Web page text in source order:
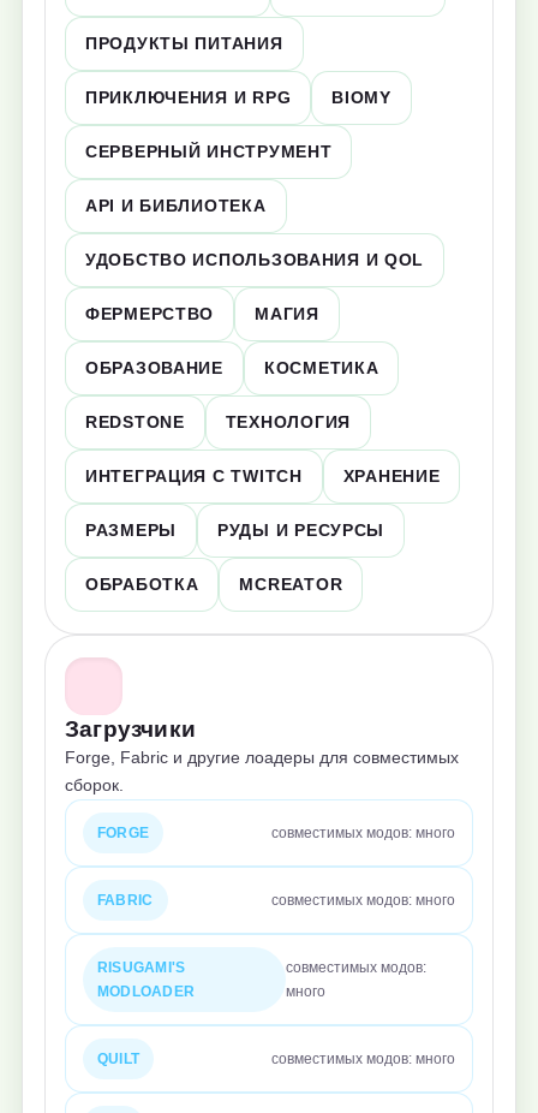
ПРОДУКТЫ ПИТАНИЯ
ПРИКЛЮЧЕНИЯ И RPG BIOMY
СЕРВЕРНЫЙ ИНСТРУМЕНТ
API И БИБЛИОТЕКА
УДОБСТВО ИСПОЛЬЗОВАНИЯ И QOL
ФЕРМЕРСТВО МАГИЯ
ОБРАЗОВАНИЕ КОСМЕТИКА
REDSTONE ТЕХНОЛОГИЯ
ИНТЕГРАЦИЯ С TWITCH ХРАНЕНИЕ
РАЗМЕРЫ РУДЫ И РЕСУРСЫ
ОБРАБОТКА MCREATOR
Загрузчики
Forge, Fabric и другие лоадеры для совместимых
сборок.
FORGE совместимых модов: много
FABRIC совместимых модов: много
RISUGAMI'S
MODLOADER
совместимых модов:
много
QUILT совместимых модов: много